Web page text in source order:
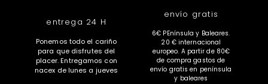
entrega 24 H
Ponemos todo el cariño
para que disfrutes del
placer. Entregamos con
nacex de lunes a jueves
envío gratis
6€ PEnínsula y Baleares.
20 € internacional
europeo. A partir de 80€
de compra gastos de
envío gratis en península
y baleares